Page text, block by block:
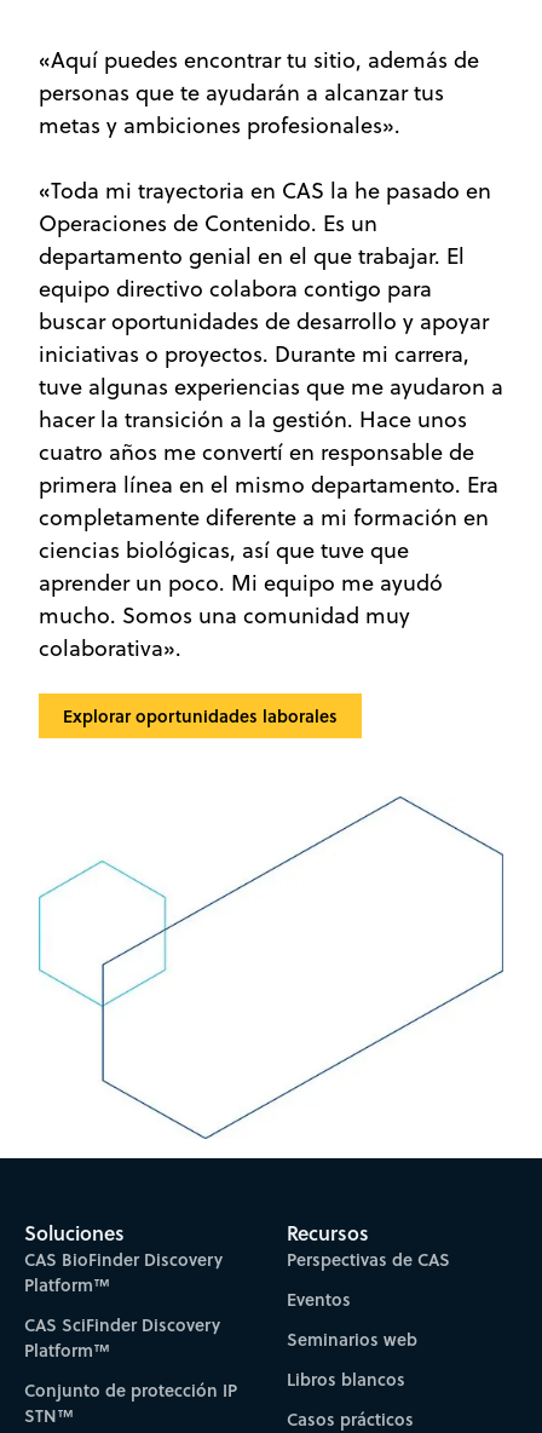
«Aquí puedes encontrar tu sitio, además de
personas que te ayudarán a alcanzar tus
metas y ambiciones profesionales».
«Toda mi trayectoria en CAS la he pasado en
Operaciones de Contenido. Es un
departamento genial en el que trabajar. El
equipo directivo colabora contigo para
buscar oportunidades de desarrollo y apoyar
iniciativas o proyectos. Durante mi carrera,
tuve algunas experiencias que me ayudaron a
hacer la transición a la gestión. Hace unos
cuatro años me convertí en responsable de
primera línea en el mismo departamento. Era
completamente diferente a mi formación en
ciencias biológicas, así que tuve que
aprender un poco. Mi equipo me ayudó
mucho. Somos una comunidad muy
colaborativa».
Explorar oportunidades laborales
Soluciones
CAS BioFinder Discovery
Platform™
CAS SciFinder Discovery
Platform™
Conjunto de protección IP
STN™
Recursos
Perspectivas de CAS
Eventos
Seminarios web
Libros blancos
Casos prácticos